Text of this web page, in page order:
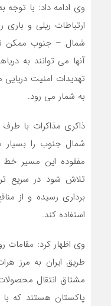
وی ادامه داد: با توجه
ارتباطات ریلی و
شمال – جنوب ممکن
آنها می توانند به
تهدیدات امنیت
به شمار می رود.
ذاکری مذاکرات با
شمال جنوب را
مفقوده این مسیر
تلاش شود در سریع
برداری رسیده و از
استفاده کند.
وی اظهار کرد: مقامات
طریق ایران به مرز
مشتاق انتقال
پاکستان هستند که